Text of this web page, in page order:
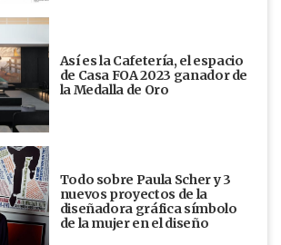
Así es la Cafetería, el espacio
de Casa FOA 2023 ganador de
la Medalla de Oro
Todo sobre Paula Scher y 3
nuevos proyectos de la
diseñadora gráfica símbolo
de la mujer en el diseño